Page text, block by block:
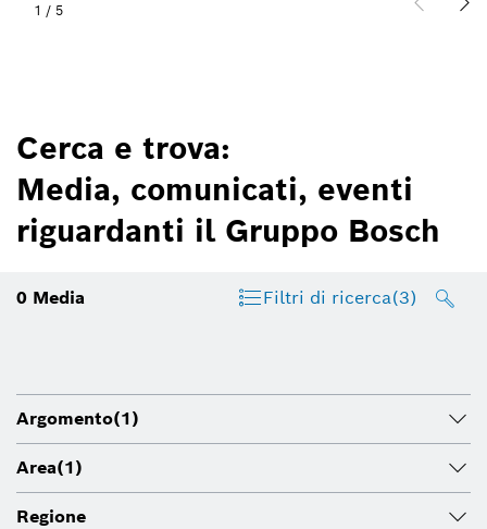
1 / 5
Cerca e trova:
Media, comunicati, eventi
riguardanti il Gruppo Bosch
0 Media Filtri di ricerca(3)
Argomento(1)
Area(1)
Regione